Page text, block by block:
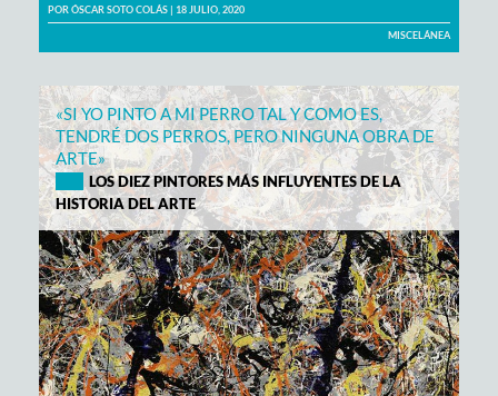
PORÓSCAR SOTO COLÁS | 18 JULIO, 2020
MISCELÁNEA
«SI YO PINTO A MI PERRO TAL Y COMO ES,
TENDRÉ DOS PERROS, PERO NINGUNA OBRA DE
ARTE»
LOS DIEZ PINTORES MÁS INFLUYENTES DE LA
HISTORIA DEL ARTE